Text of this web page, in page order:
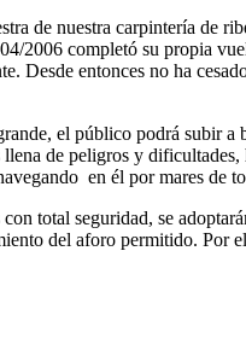
de nuestra carpintería de
2006 completó su propia
Desde entonces no ha
el público podrá subir
de peligros y
en él por mares de
total seguridad, se
del aforo permitido. Por